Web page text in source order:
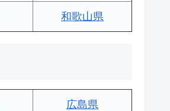
和歌山県
広島県